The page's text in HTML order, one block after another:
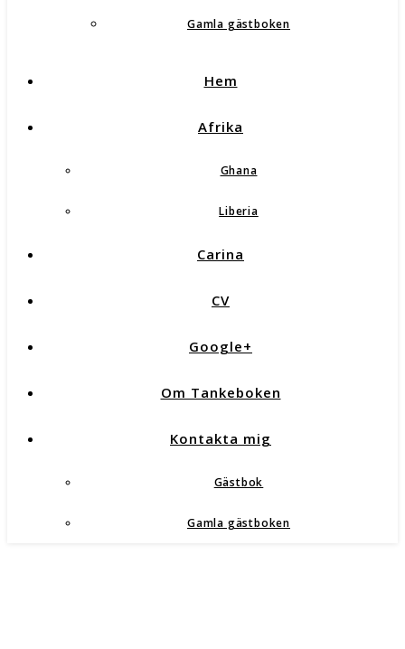
Gamla gästboken
Hem
Afrika
Ghana
Liberia
Carina
CV
Google+
Om Tankeboken
Kontakta mig
Gästbok
Gamla gästboken